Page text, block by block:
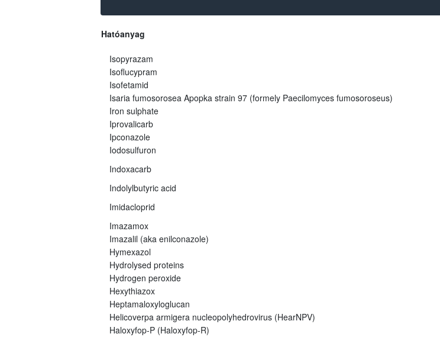
Hatóanyag
Isopyrazam
Isoflucypram
Isofetamid
Isaria fumosorosea Apopka strain 97 (formely Paecilomyces fumosoroseus)
Iron sulphate
Iprovalicarb
Ipconazole
Iodosulfuron
Indoxacarb
Indolylbutyric acid
Imidacloprid
Imazamox
Imazalil (aka enilconazole)
Hymexazol
Hydrolysed proteins
Hydrogen peroxide
Hexythiazox
Heptamaloxyloglucan
Helicoverpa armigera nucleopolyhedrovirus (HearNPV)
Haloxyfop-P (Haloxyfop-R)